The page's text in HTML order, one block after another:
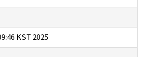
KST 2025